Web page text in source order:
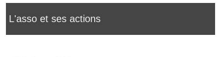
L'asso et ses actions